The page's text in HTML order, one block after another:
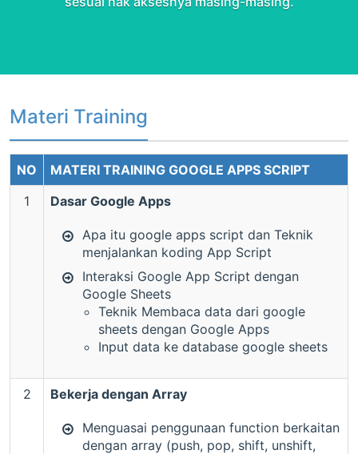
Materi Training
NO
MATERI TRAINING GOOGLE APPS SCRIPT
1
Dasar Google Apps
Apa itu google apps script dan Teknik
menjalankan koding App Script
Interaksi Google App Script dengan
Google Sheets
Teknik Membaca data dari google
sheets dengan Google Apps
Input data ke database google sheets
2 Bekerja dengan Array
Menguasai penggunaan function berkaitan
dengan array (push, pop, shift, unshift,